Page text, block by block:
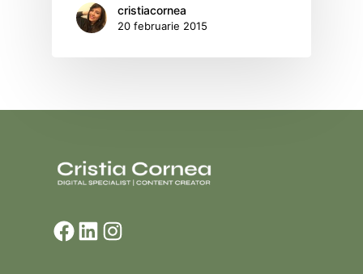
cristiacornea
20 februarie 2015
Facebook
LinkedIn